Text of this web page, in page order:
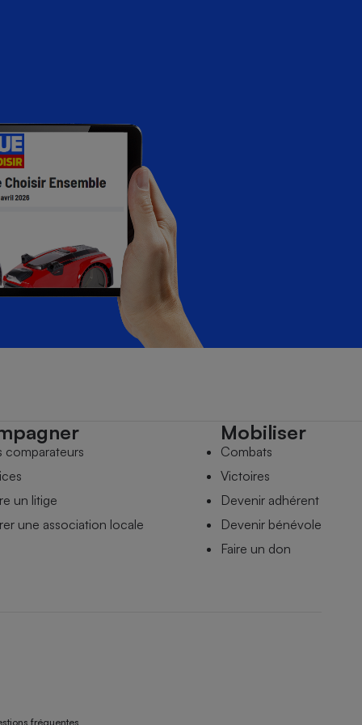
comparateurs
un litige
une association locale
Mobiliser
Combats
Victoires
Devenir adhérent
Devenir bénévole
Faire un don
fréquentes